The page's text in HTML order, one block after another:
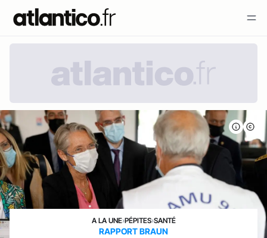
A LA UNE›PÉPITES›SANTÉ
RAPPORT BRAUN